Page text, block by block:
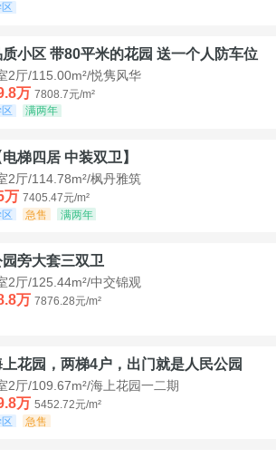
质小区 带80平米的花园 送一个人防车位
2厅/115.00m²/悦隽风华
万 7808.7元/m²
满两年
电梯四居 中装双卫】
2厅/114.78m²/枫丹雅筑
万 7405.47元/m²
急售 满两年
旁大套三双卫
2厅/125.44m²/中交锦观
万 7876.28元/m²
上花园，两梯4户，出门就是人民公园
2厅/109.67m²/海上花园一二期
万 5452.72元/m²
急售